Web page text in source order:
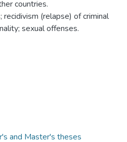
countries.
(relapse) of criminal
sexual offenses.
and Master's theses